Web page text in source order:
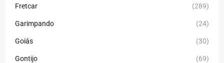
Fretcar (289)
Garimpando (24)
Goiás (30)
Gontijo (69)